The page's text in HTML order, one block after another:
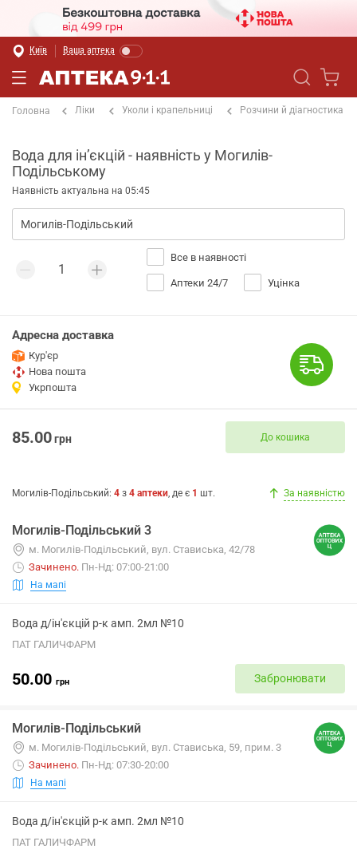
Київ Ваша аптека
Головна Ліки Уколи і крапельниці Розчини й діагностика
Вода для інʼєкцій - наявність у Могилів-
Подільському
Наявність актуальна на 05:45
Все в наявності
Аптеки 24/7 Уцінка
Адресна доставка
Кур'єр
Нова пошта
Укрпошта
85.00грн До кошика
Могилів-Подільський: 4 з 4 аптеки, де є 1 шт. За наявністю
Могилів-Подільський 3
м. Могилів-Подільський, вул. Стависька, 42/78
Зачинено. Пн-Нд: 07:00-21:00
На мапі
Вода д/ін'єкцій р-к амп. 2мл №10
ПАТ ГАЛИЧФАРМ
50.00 грн Забронювати
Могилів-Подільський
м. Могилів-Подільський, вул. Стависька, 59, прим. 3
Зачинено. Пн-Нд: 07:30-20:00
На мапі
Вода д/ін'єкцій р-к амп. 2мл №10
ПАТ ГАЛИЧФАРМ